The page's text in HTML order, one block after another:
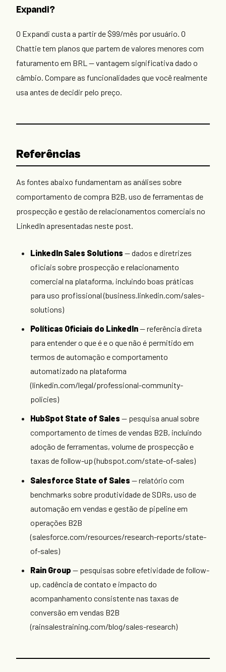
Expandi?
O Expandi custa a partir de $99/mês por usuário. O
Chattie tem planos que partem de valores menores com
faturamento em BRL — vantagem significativa dado o
câmbio. Compare as funcionalidades que você realmente
usa antes de decidir pelo preço.
Referências
As fontes abaixo fundamentam as análises sobre
comportamento de compra B2B, uso de ferramentas de
prospecção e gestão de relacionamentos comerciais no
LinkedIn apresentadas neste post.
LinkedIn Sales Solutions — dados e diretrizes
oficiais sobre prospecção e relacionamento
comercial na plataforma, incluindo boas práticas
para uso profissional (business.linkedin.com/sales-
solutions)
Políticas Oficiais do LinkedIn— referência direta
para entender o que é e o que não é permitido em
termos de automação e comportamento
automatizado na plataforma
(linkedin.com/legal/professional-community-
policies)
HubSpot State of Sales — pesquisa anual sobre
comportamento de times de vendas B2B, incluindo
adoção de ferramentas, volume de prospecção e
taxas de follow-up (hubspot.com/state-of-sales)
Salesforce State of Sales — relatório com
benchmarks sobre produtividade de SDRs, uso de
automação em vendas e gestão de pipeline em
operações B2B
(salesforce.com/resources/research-reports/state-
of-sales)
Rain Group — pesquisas sobre efetividade de follow-
up, cadência de contato e impacto do
acompanhamento consistente nas taxas de
conversão em vendas B2B
(rainsalestraining.com/blog/sales-research)